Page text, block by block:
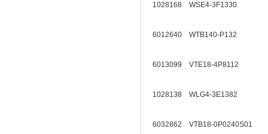
1028168 WSE4-3F1330
6012640 WTB140-P132
6013099 VTE18-4P8112
1028138 WLG4-3E1382
6032862 VTB18-0P0240S01